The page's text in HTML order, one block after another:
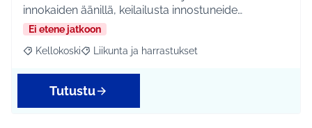
innokaiden äänillä, keilailusta innostuneide…
Ei etene jatkoon
Rajaa tulokset aihepiirin mukaan: Kellokoski
Kellokoski Rajaa tulokset teeman mukaan: Liikunta ja
Liikunta ja harrastukset
Tutustu